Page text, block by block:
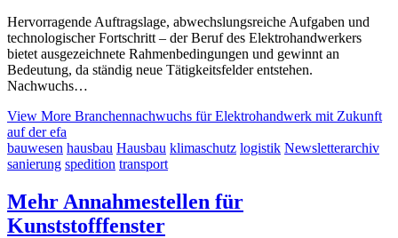
Hervorragende Auftragslage, abwechslungsreiche Aufgaben und
technologischer Fortschritt – der Beruf des Elektrohandwerkers
bietet ausgezeichnete Rahmenbedingungen und gewinnt an
Bedeutung, da ständig neue Tätigkeitsfelder entstehen.
Nachwuchs…
View More Branchennachwuchs für Elektrohandwerk mit Zukunft
auf der efa
bauwesen hausbau Hausbau klimaschutz logistik Newsletterarchiv
sanierung spedition transport
Mehr Annahmestellen für
Kunststofffenster